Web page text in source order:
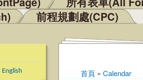
前程規劃處(CPC)
English 首頁 » Calendar